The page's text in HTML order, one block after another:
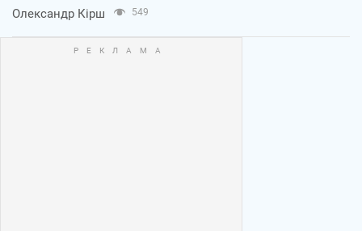
Олександр Кірш 549